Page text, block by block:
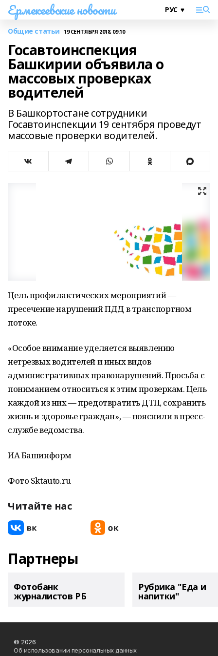
Ермекеевские новости
Общие статьи 19 СЕНТЯБРЯ 2018, 09:10
Госавтоинспекция
Башкирии объявила о
массовых проверках
водителей
В Башкортостане сотрудники
Госавтоинспекции 19 сентября проведут
массовые проверки водителей.
Цель профилактических мероприятий —
пресечение нарушений ПДД в транспортном
потоке.
«Особое внимание уделяется выявлению
нетрезвых водителей и иных видов
административных правонарушений. Просьба с
пониманием относиться к этим проверкам. Цель
каждой из них — предотвратить ДТП, сохранить
жизнь и здоровье граждан», — пояснили в пресс-
службе ведомства.
ИА Башинформ
Фото Sktauto.ru
Читайте нас
Партнеры
Фотобанк
журналистов РБ
Рубрика "Еда и
напитки"
© 2026
Об использовании персональных данных